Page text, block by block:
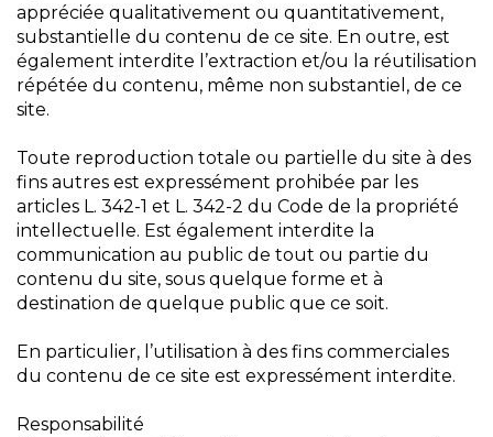
appréciée qualitativement ou quantitativement,
substantielle du contenu de ce site. En outre, est
également interdite l’extraction et/ou la réutilisation
répétée du contenu, même non substantiel, de ce
site.
Toute reproduction totale ou partielle du site à des
fins autres est expressément prohibée par les
articles L. 342-1 et L. 342-2 du Code de la propriété
intellectuelle. Est également interdite la
communication au public de tout ou partie du
contenu du site, sous quelque forme et à
destination de quelque public que ce soit.
En particulier, l’utilisation à des fins commerciales
du contenu de ce site est expressément interdite.
Responsabilité